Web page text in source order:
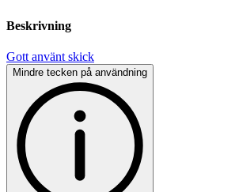
Beskrivning
Gott använt skick
Mindre tecken på användning